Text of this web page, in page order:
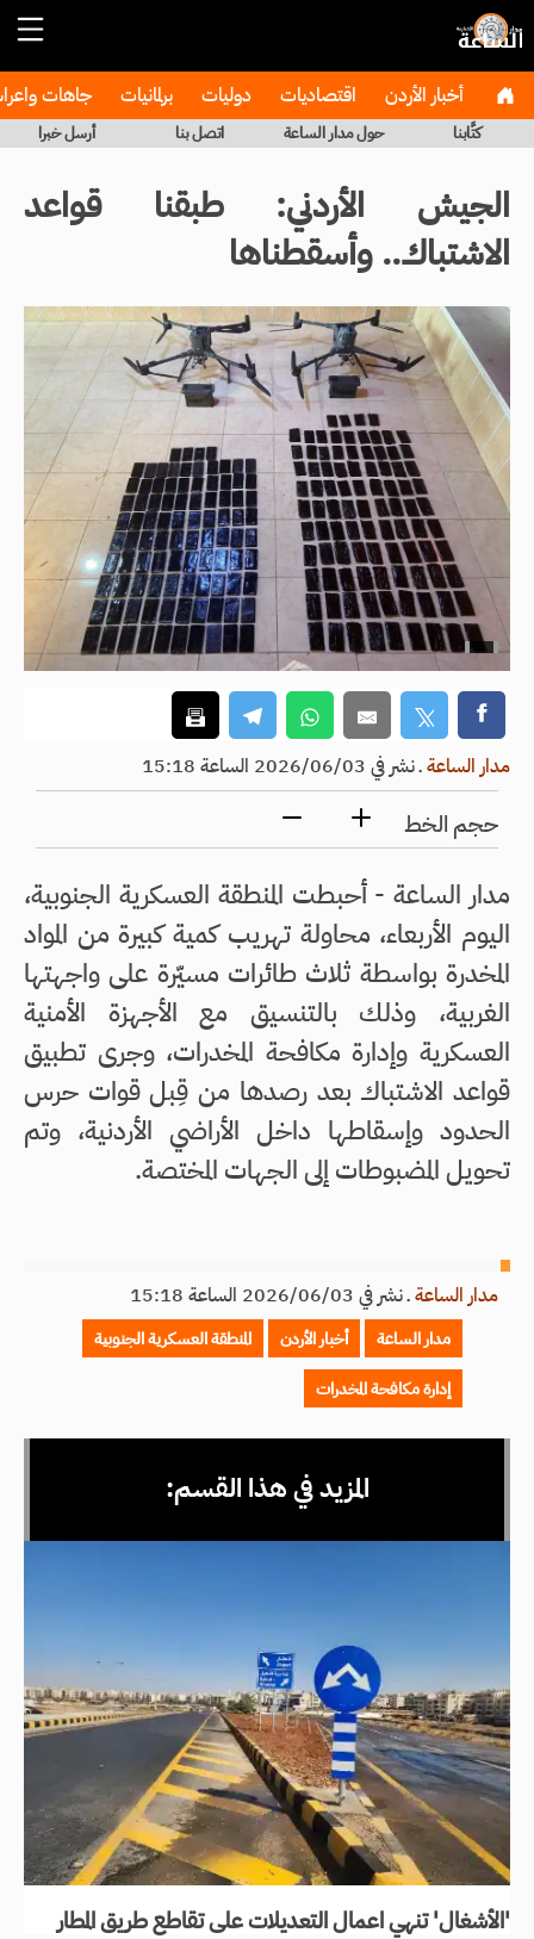
أخبار الأردن اقتصاديات دوليات برلمانيات جاهات
كتَّابنا حول مدار الساعة اتصل بنا أرسل خبرا
الجيش الأردني: طبقنا قواعد
الاشتباك.. وأسقطناها
مدار الساعةـنشر في 2026/06/03 الساعة 15:18
حجم الخط
مدار الساعة - أحبطت المنطقة العسكرية الجنوبية،
اليوم الأربعاء، محاولة تهريب كمية كبيرة من المواد
المخدرة بواسطة ثلاث طائرات مسيّرة على واجهتها
الغربية، وذلك بالتنسيق مع الأجهزة الأمنية
العسكرية وإدارة مكافحة المخدرات، وجرى تطبيق
قواعد الاشتباك بعد رصدها من قِبل قوات حرس
الحدود وإسقاطها داخل الأراضي الأردنية، وتم
تحويل المضبوطات إلى الجهات المختصة.
مدار الساعةـنشر في 2026/06/03 الساعة 15:18
مدار الساعة أخبار الأردن
المنطقة العسكرية الجنوبية
إدارة مكافحة المخدرات
المزيد في هذا القسم:
'الأشغال' تنهي اعمال التعديلات على تقاطع طريق المطار